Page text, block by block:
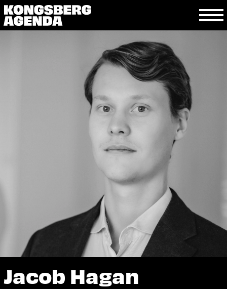
Jacob Hagan